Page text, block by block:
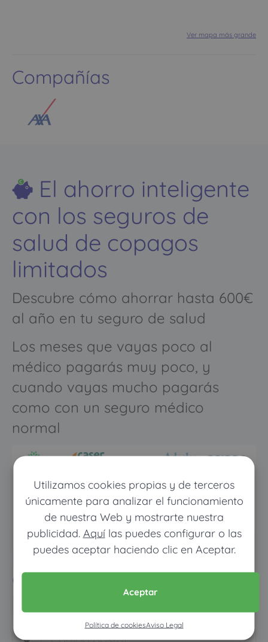
Utilizamos cookies propias y de terceros
únicamente para analizar el funcionamiento
de nuestra Web y mostrarte nuestra
publicidad. Aquílas puedes configurar o las
puedes aceptar haciendo clic en Aceptar.
Aceptar
Política de cookiesAviso Legal
Ver mapa más grande
Compañías
El ahorro inteligente
con los seguros de
salud de copagos
limitados
Descubre cómo ahorrar hasta 600€
al año en tu seguro de salud
Los meses que vayas poco al
médico pagarás muy poco, y
cuando vayas mucho pagarás
como con un seguro médico
normal
Pon tus datos y descubre
cuánto dinero ahorrarías